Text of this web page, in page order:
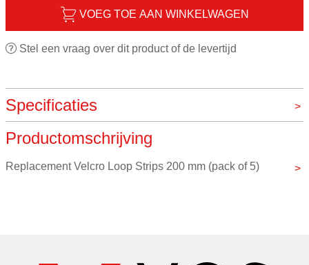
VOEG TOE AAN WINKELWAGEN
Stel een vraag over dit product of de levertijd
Specificaties
Merk
Productomschrijving
Replacement Velcro Loop Strips 200 mm (pack of 5)